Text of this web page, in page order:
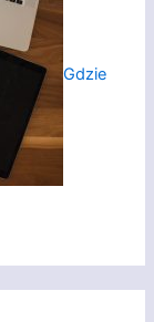
Gdzie